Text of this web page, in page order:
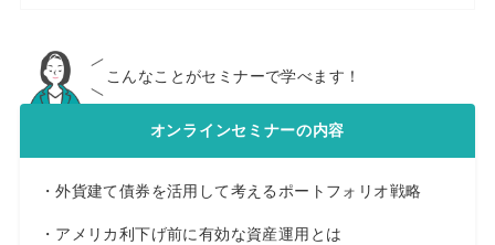
こんなことがセミナーで学べます！
オンラインセミナーの内容
・外貨建て債券を活用して考えるポートフォリオ戦略
・アメリカ利下げ前に有効な資産運用とは